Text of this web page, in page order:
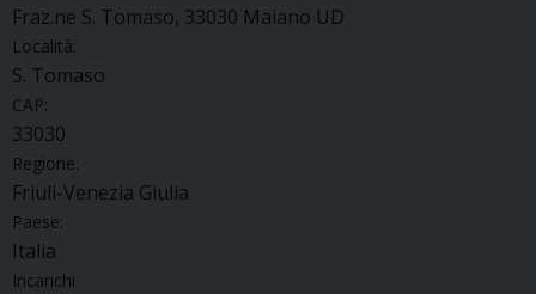
Fraz.ne S. Tomaso, 33030 Maiano UD
Località:
S. Tomaso
CAP:
33030
Regione:
Friuli-Venezia Giulia
Paese:
Italia
Incarichi